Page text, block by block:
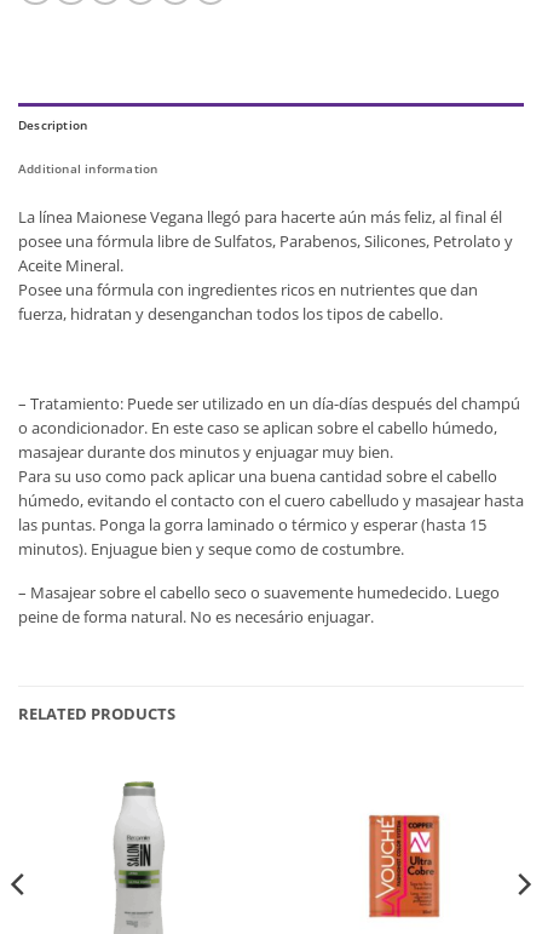
Description
Additional information
La línea Maionese Vegana llegó para hacerte aún más feliz, al final él
posee una fórmula libre de Sulfatos, Parabenos, Silicones, Petrolato y
Aceite Mineral.
Posee una fórmula con ingredientes ricos en nutrientes que dan
fuerza, hidratan y desenganchan todos los tipos de cabello.
– Tratamiento: Puede ser utilizado en un día-días después del champú
o acondicionador. En este caso se aplican sobre el cabello húmedo,
masajear durante dos minutos y enjuagar muy bien.
Para su uso como pack aplicar una buena cantidad sobre el cabello
húmedo, evitando el contacto con el cuero cabelludo y masajear hasta
las puntas. Ponga la gorra laminado o térmico y esperar (hasta 15
minutos). Enjuague bien y seque como de costumbre.
– Masajear sobre el cabello seco o suavemente humedecido. Luego
peine de forma natural. No es necesário enjuagar.
RELATED PRODUCTS